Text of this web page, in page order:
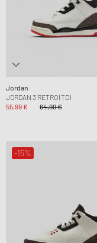
Jordan
JORDAN 3 RETRO (TD)
55,99 €
64,99 €
-15%